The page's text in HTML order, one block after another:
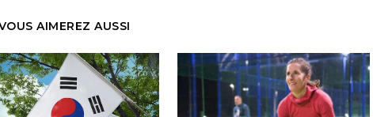
AIMEREZ AUSSI